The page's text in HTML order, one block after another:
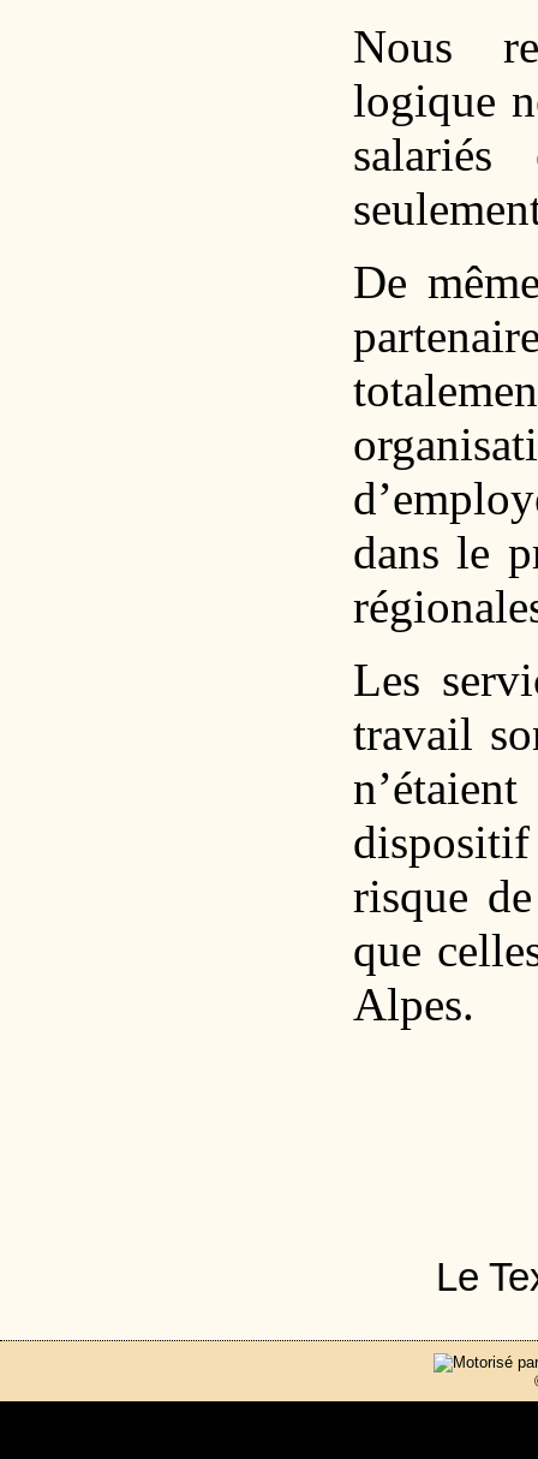
Nous
logique
salariés
De
dans le
Les
travail
risque
que
Alpes.
Le